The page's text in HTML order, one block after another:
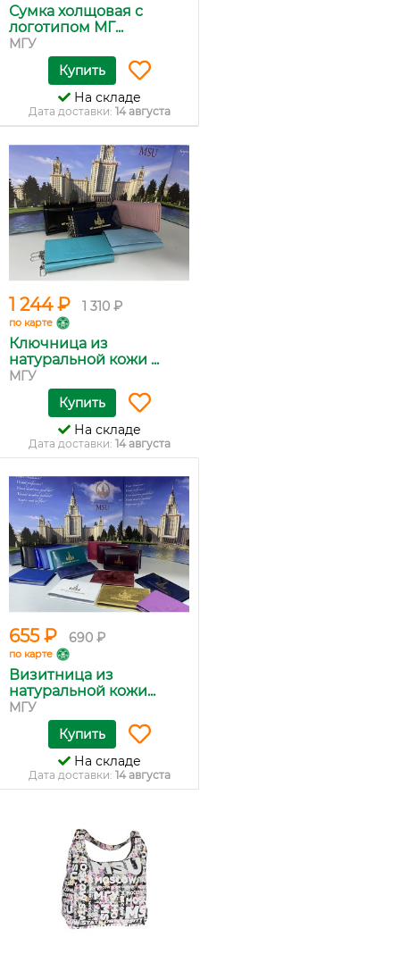
Сумка холщовая с
логотипом МГ...
МГУ
Купить
На складе
Дата доставки: 14 августа
1 244 ₽ 1 310 ₽
по карте
Ключница из
натуральной кожи ...
МГУ
Купить
На складе
Дата доставки: 14 августа
655 ₽ 690 ₽
по карте
Визитница из
натуральной кожи...
МГУ
Купить
На складе
Дата доставки: 14 августа